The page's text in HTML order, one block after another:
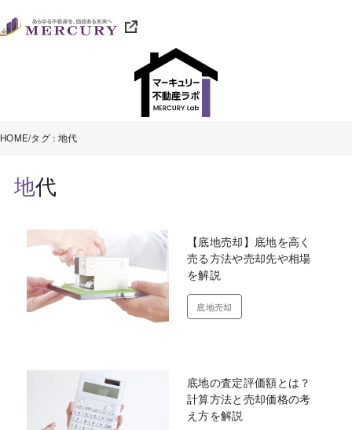
HOME タグ : 地代
地代
【底地売却】底地を高く
売る方法や売却先や相場
を解説
底地売却
底地の査定評価額とは？
計算方法と売却価格の考
え方を解説